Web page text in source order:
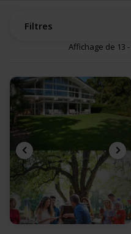
Filtres
Affichage de 13